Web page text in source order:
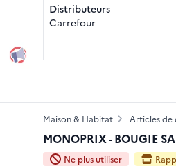
Distributeurs
Carrefour
Maison & Habitat Articles
MONOPRIX - BOUGIE
Ne plus utiliser